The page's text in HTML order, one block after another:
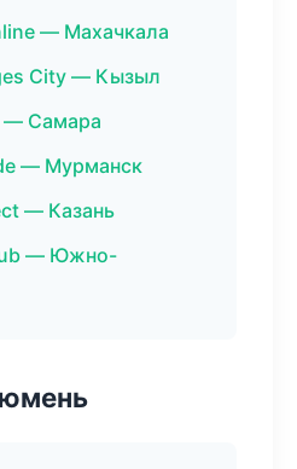
— Махачкала
City — Кызыл
— Самара
— Мурманск
— Казань
— Южно-